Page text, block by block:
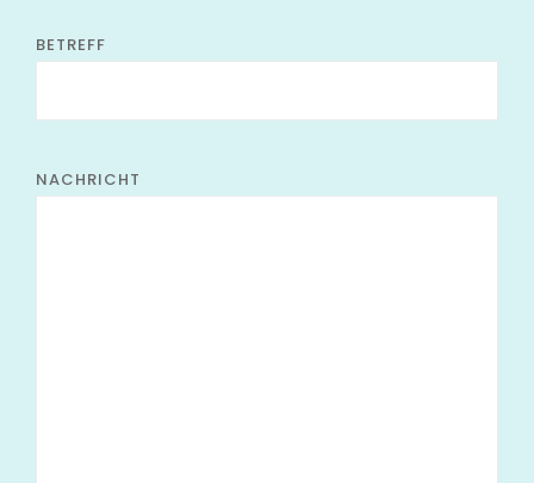
BETREFF
NACHRICHT